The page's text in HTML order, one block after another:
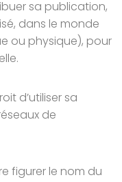
sa publication,
dans le monde
ou physique), pour
d’utiliser sa
de
figurer le nom du